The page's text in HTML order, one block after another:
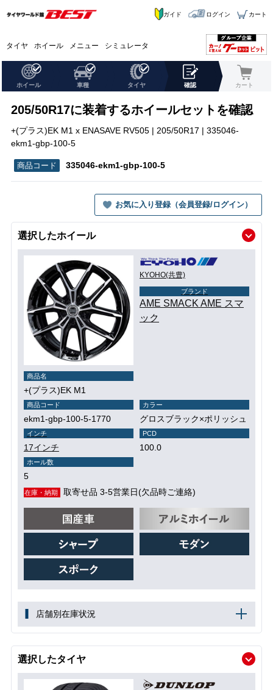
タイヤ ホイール メニュー シミュレータ
ガイド ログイン カート
ホイール 車種 タイヤ 確認 カート
205/50R17に装着するホイールセットを確認
+(プラス)EK M1 x ENASAVE RV505 | 205/50R17 | 335046-
ekm1-gbp-100-5
335046-ekm1-gbp-100-5
お気に入り登録（会員登録/ログイン）
選択したホイール
KYOHO(共豊)
ブランド
AME SMACK AME スマ
ック
商品名
+(プラス)EK M1
商品コード
ekm1-gbp-100-5-1770
カラー
グロスブラック×ポリッシュ
インチ
17インチ
PCD
100.0
ホール数
5
在庫・納期 取寄せ品 3-5営業日(欠品時ご連絡)
店舗別在庫状況
選択したタイヤ